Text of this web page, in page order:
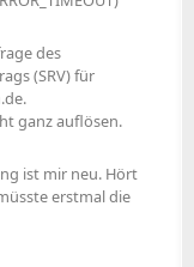
des
(SRV) für
ganz auflösen.
ist mir neu. Hört
erstmal die